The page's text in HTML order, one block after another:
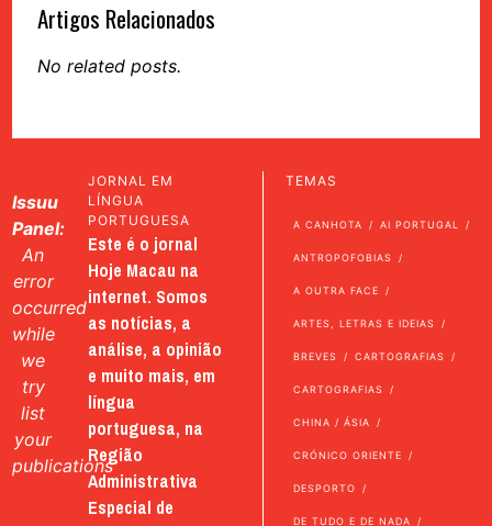
Artigos Relacionados
No related posts.
Issuu
Panel:
An
error
occurred
while
we
try
list
your
publications
JORNAL EM
LÍNGUA
PORTUGUESA
Este é o jornal
Hoje Macau na
internet. Somos
as notícias, a
análise, a opinião
e muito mais, em
língua
portuguesa, na
Região
Administrativa
Especial de
TEMAS
A CANHOTA AI PORTUGAL
ANTROPOFOBIAS
A OUTRA FACE
ARTES, LETRAS E IDEIAS
BREVES CARTOGRAFIAS
CARTOGRAFIAS
CHINA / ÁSIA
CRÓNICO ORIENTE
DESPORTO
DE TUDO E DE NADA